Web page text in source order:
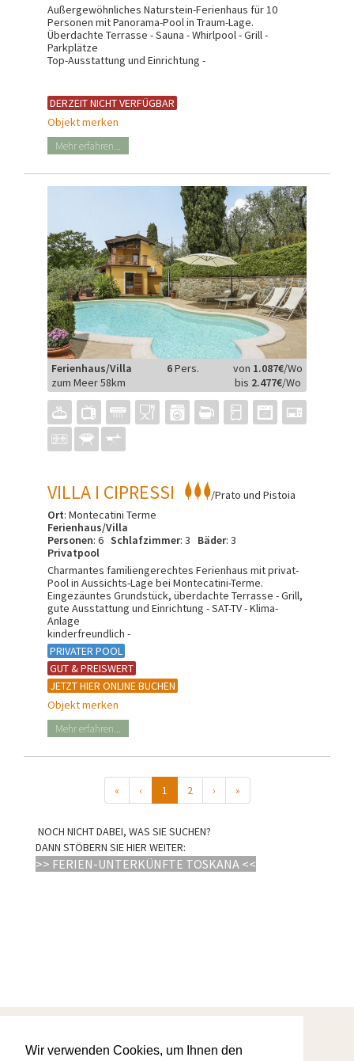
Wir verwenden Cookies, um Ihnen den
Außergewöhnliches Naturstein-Ferienhaus für 10
Personen mit Panorama-Pool in Traum-Lage.
Überdachte Terrasse - Sauna - Whirlpool - Grill -
Parkplätze
Top-Ausstattung und Einrichtung -
DERZEIT NICHT VERFÜGBAR
Objekt merken
Mehr erfahren...
Ferienhaus/Villa 6Pers. von 1.087€/Wo
bis 2.477€/Wo
zum Meer 58km
VILLA I CIPRESSI
/Prato und Pistoia
Ort: Montecatini Terme
Ferienhaus/Villa
Personen: 6 Schlafzimmer: 3 Bäder: 3
Privatpool
Charmantes familiengerechtes Ferienhaus mit privat-
Pool in Aussichts-Lage bei Montecatini-Terme.
Eingezäuntes Grundstück, überdachte Terrasse - Grill,
gute Ausstattung und Einrichtung - SAT-TV - Klima-
Anlage
kinderfreundlich -
PRIVATER POOL
GUT & PREISWERT
JETZT HIER ONLINE BUCHEN
Objekt merken
Mehr erfahren...
« ‹ 1 2 › »
NOCH NICHT DABEI, WAS SIE SUCHEN?
DANN STÖBERN SIE HIER WEITER:
>> FERIEN-UNTERKÜNFTE TOSKANA <<
Warum wir